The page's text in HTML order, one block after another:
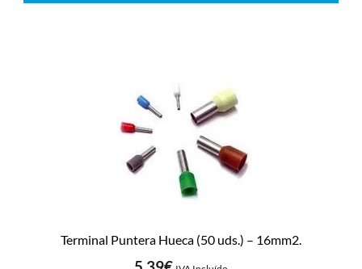
Terminal Puntera Hueca (50 uds.) – 16mm2.